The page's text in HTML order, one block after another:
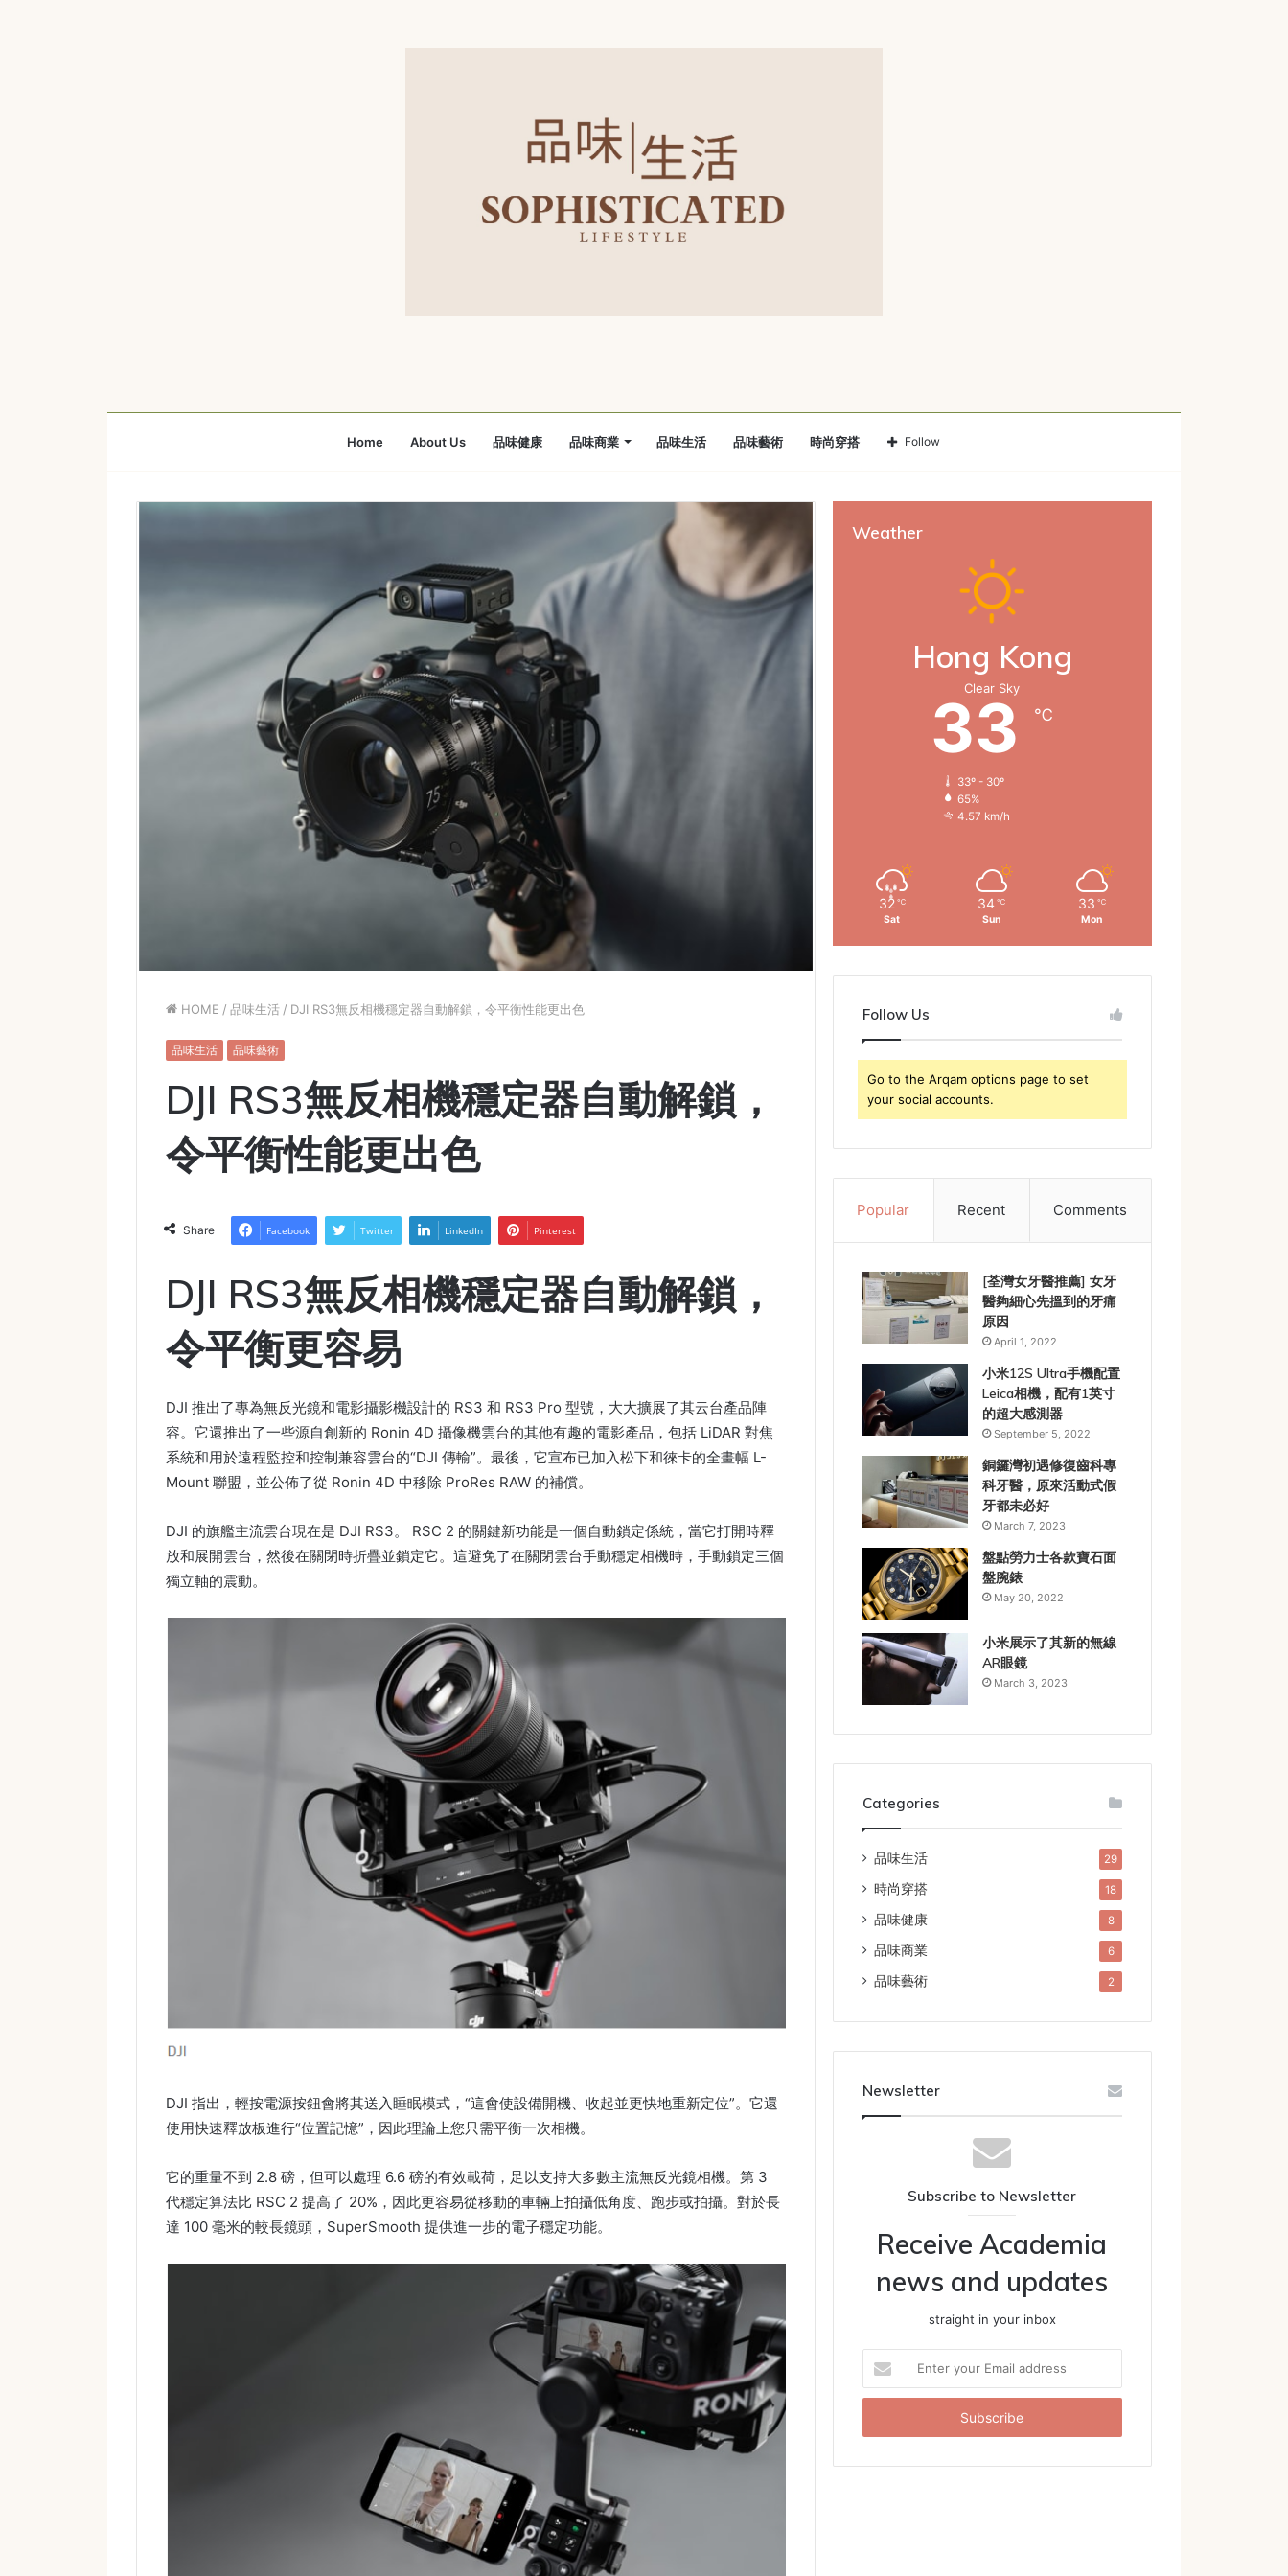
Home About Us 品味健康 品味商業 品味生活 品味藝術 時尚穿搭 Follow
HOME / 品味生活 / DJI RS3無反相機穩定器自動解鎖，令平衡性能更出色
品味生活 品味藝術
DJI RS3無反相機穩定器自動解鎖，
令平衡性能更出色
Share Facebook Twitter LinkedIn Pinterest
DJI RS3無反相機穩定器自動解鎖，
令平衡更容易
DJI 推出了專為無反光鏡和電影攝影機設計的 RS3 和 RS3 Pro 型號，大大擴展了其云台產品陣
容。它還推出了一些源自創新的 Ronin 4D 攝像機雲台的其他有趣的電影產品，包括 LiDAR 對焦
系統和用於遠程監控和控制兼容雲台的“DJI 傳輸”。最後，它宣布已加入松下和徠卡的全畫幅 L-
Mount 聯盟，並公佈了從 Ronin 4D 中移除 ProRes RAW 的補償。
DJI 的旗艦主流雲台現在是 DJI RS3。 RSC 2 的關鍵新功能是一個自動鎖定係統，當它打開時釋
放和展開雲台，然後在關閉時折疊並鎖定它。這避免了在關閉雲台手動穩定相機時，手動鎖定三個
獨立軸的震動。
DJI 指出，輕按電源按鈕會將其送入睡眠模式，“這會使設備開機、收起並更快地重新定位”。它還
使用快速釋放板進行“位置記憶”，因此理論上您只需平衡一次相機。
它的重量不到 2.8 磅，但可以處理 6.6 磅的有效載荷，足以支持大多數主流無反光鏡相機。第 3
代穩定算法比 RSC 2 提高了 20%，因此更容易從移動的車輛上拍攝低角度、跑步或拍攝。對於長
達 100 毫米的較長鏡頭，SuperSmooth 提供進一步的電子穩定功能。
Weather
Hong Kong
Clear Sky
33 ℃
33º - 30º
65%
4.57 km/h
32 ℃
Sat
34 ℃
Sun
33 ℃
Mon
Follow Us
Go to the Arqam options page to set
your social accounts.
Popular Recent Comments
[荃灣女牙醫推薦] 女牙
醫夠細心先搵到的牙痛
原因
April 1, 2022
小米12S Ultra手機配置
Leica相機，配有1英寸
的超大感測器
September 5, 2022
銅鑼灣初遇修復齒科專
科牙醫，原來活動式假
牙都未必好
March 7, 2023
盤點勞力士各款寶石面
盤腕錶
May 20, 2022
小米展示了其新的無線
AR眼鏡
March 3, 2023
Categories
品味生活 29
時尚穿搭 18
品味健康 8
品味商業 6
品味藝術 2
Newsletter
Subscribe to Newsletter
Receive Academia
news and updates
straight in your inbox
t
r